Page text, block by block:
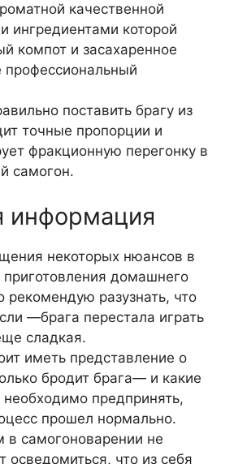
качественной
ингредиентами которой
компот и засахаренное
профессиональный
поставить брагу из
точные пропорции и
фракционную перегонку в
самогон.
информация
некоторых нюансов в
приготовления домашнего
рекомендую разузнать, что
—брага перестала играть
сладкая.
иметь представление о
бродит брага— и какие
необходимо предпринять,
прошел нормально.
в самогоноварении не
осведомиться, что из себя